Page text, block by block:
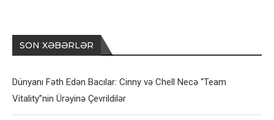
SON XƏBƏRLƏR
Dünyanı Fəth Edən Bacılar: Cinny və Chell Necə “Team
Vitality”nin Ürəyinə Çevrildilər